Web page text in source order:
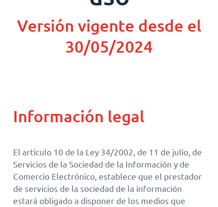
Versión vigente desde el
30/05/2024
Información legal
El artículo 10 de la Ley 34/2002, de 11 de julio, de
Servicios de la Sociedad de la Información y de
Comercio Electrónico, establece que el prestador
de servicios de la sociedad de la información
estará obligado a disponer de los medios que